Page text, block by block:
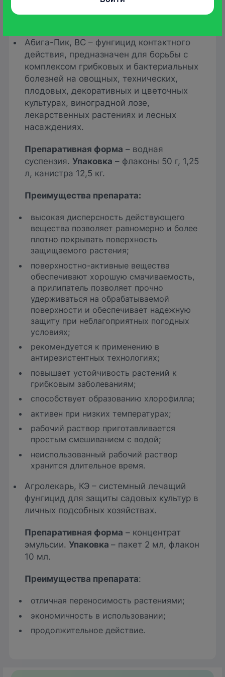
Абига-Пик, ВС – фунгицид контактного
действия, предназначен для борьбы с
комплексом грибковых и бактериальных
болезней на овощных, технических,
плодовых, декоративных и цветочных
культурах, виноградной лозе,
лекарственных растениях и лесных
насаждениях.
Препаративная форма – водная
суспензия. Упаковка – флаконы 50 г, 1,25
л, канистра 12,5 кг.
Преимущества препарата:
высокая дисперсность действующего
вещества позволяет равномерно и более
плотно покрывать поверхность
защищаемого растения;
поверхностно-активные вещества
обеспечивают хорошую смачиваемость,
а прилипатель позволяет прочно
удерживаться на обрабатываемой
поверхности и обеспечивает надежную
защиту при неблагоприятных погодных
условиях;
рекомендуется к применению в
антирезистентных технологиях;
повышает устойчивость растений к
грибковым заболеваниям;
способствует образованию хлорофилла;
активен при низких температурах;
рабочий раствор приготавливается
простым смешиванием с водой;
неиспользованный рабочий раствор
хранится длительное время.
Агролекарь, КЭ – системный лечащий
фунгицид для защиты садовых культур в
личных подсобных хозяйствах.
Препаративная форма – концентрат
эмульсии. Упаковка– пакет 2 мл, флакон
10 мл.
Преимущества препарата:
отличная переносимость растениями;
экономичность в использовании;
продолжительное действие.